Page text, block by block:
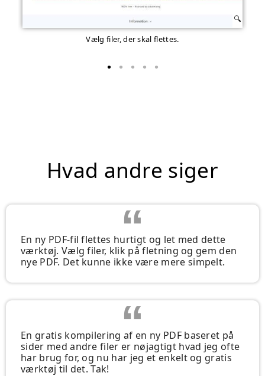
Vælg filer, der skal flettes.
Hvad andre siger
En ny PDF-fil flettes hurtigt og let med dette
værktøj. Vælg filer, klik på fletning og gem den
nye PDF. Det kunne ikke være mere simpelt.
En gratis kompilering af en ny PDF baseret på
sider med andre filer er nøjagtigt hvad jeg ofte
har brug for, og nu har jeg et enkelt og gratis
værktøj til det. Tak!